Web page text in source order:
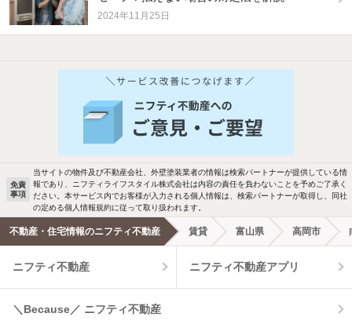
2024年11月25日
他の人はこんな条件で絞り込んでいます！
バス・トイレ別 2階以上
駐車場あり ペット相談
洗濯機置場あり 独立洗面台
エアコンあり 都市ガス
温水洗浄便座 オートロック
コンロ2口以上
免責
事項
当サイトの物件及び不動産会社、外壁塗装業者の情報は検索パートナーが提供している情
報であり、ニフティライフスタイル株式会社は内容の責任を負わないことを予めご了承く
ださい。本サービス内でお客様が入力される個人情報は、検索パートナーが取得し、同社
の定める個人情報規約に従って取り扱われます。
不動産・住宅情報のニフティ不動産 賃貸 富山県 高岡市
ニフティ不動産 ニフティ不動産アプリ
＼Because／ ニフティ不動産